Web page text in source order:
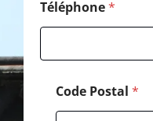
Téléphone*
Code Postal *